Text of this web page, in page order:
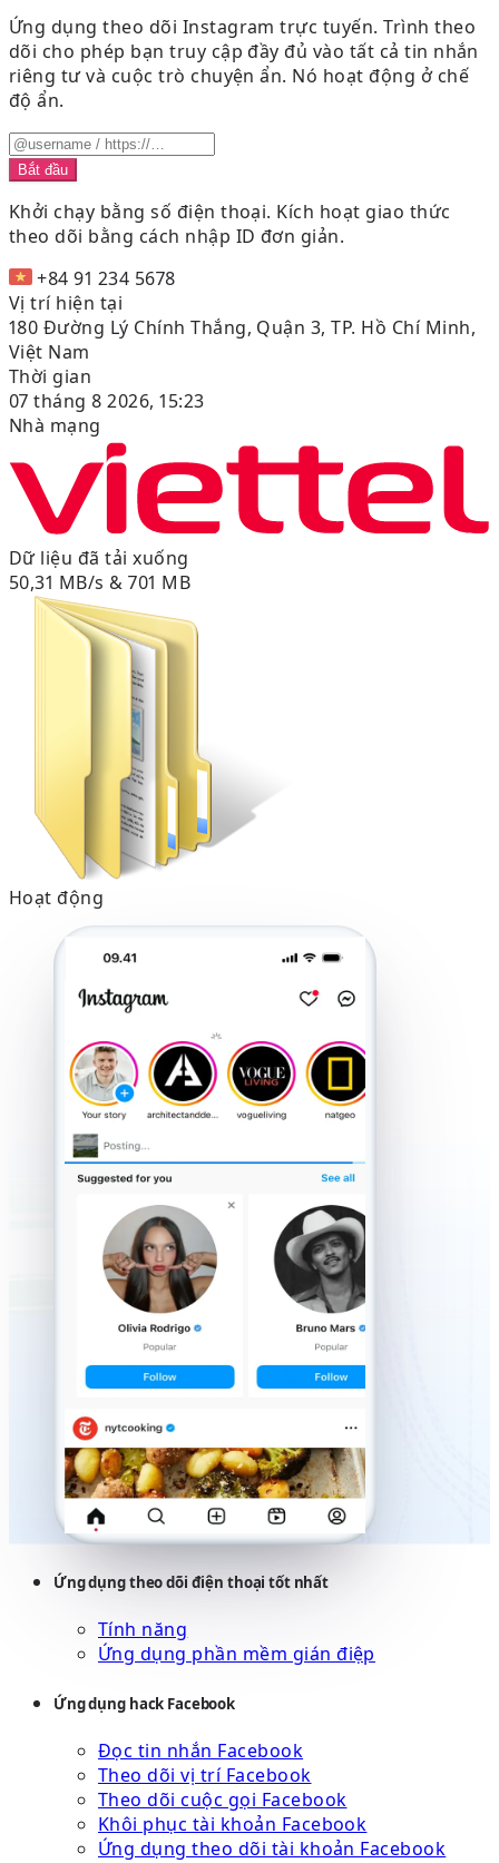
Ứng dụng theo dõi Instagram trực tuyến. Trình theo
dõi cho phép bạn truy cập đầy đủ vào tất cả tin nhắn
riêng tư và cuộc trò chuyện ẩn. Nó hoạt động ở chế
độ ẩn.
Bắt đầu
Khởi chạy bằng số điện thoại. Kích hoạt giao thức
theo dõi bằng cách nhập ID đơn giản.
+84 91 234 5678
Vị trí hiện tại
180 Đường Lý Chính Thắng, Quận 3, TP. Hồ Chí Minh,
Việt Nam
Thời gian
07 tháng 8 2026, 15:23
Nhà mạng
Dữ liệu đã tải xuống
50,31 MB/s & 701 MB
Hoạt động
Ứng dụng theo dõi điện thoại tốt nhất
Tính năng
Ứng dụng phần mềm gián điệp
Ứng dụng hack Facebook
Đọc tin nhắn Facebook
Theo dõi vị trí Facebook
Theo dõi cuộc gọi Facebook
Khôi phục tài khoản Facebook
Ứng dụng theo dõi tài khoản Facebook